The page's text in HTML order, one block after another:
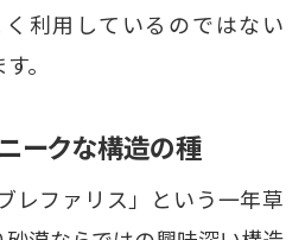
利用しているのではない
。
ークな構造の種
レファリス」という一年草